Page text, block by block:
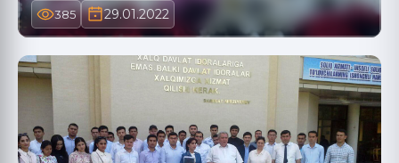
385 29.01.2022